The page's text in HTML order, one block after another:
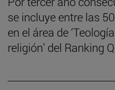
se incluye entre las
en el área de
religión’ del Ranking